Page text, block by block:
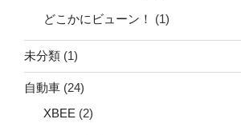
どこかにビューン！ (1)
未分類 (1)
自動車 (24)
XBEE (2)